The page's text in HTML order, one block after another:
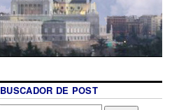
BUSCADOR DE POST